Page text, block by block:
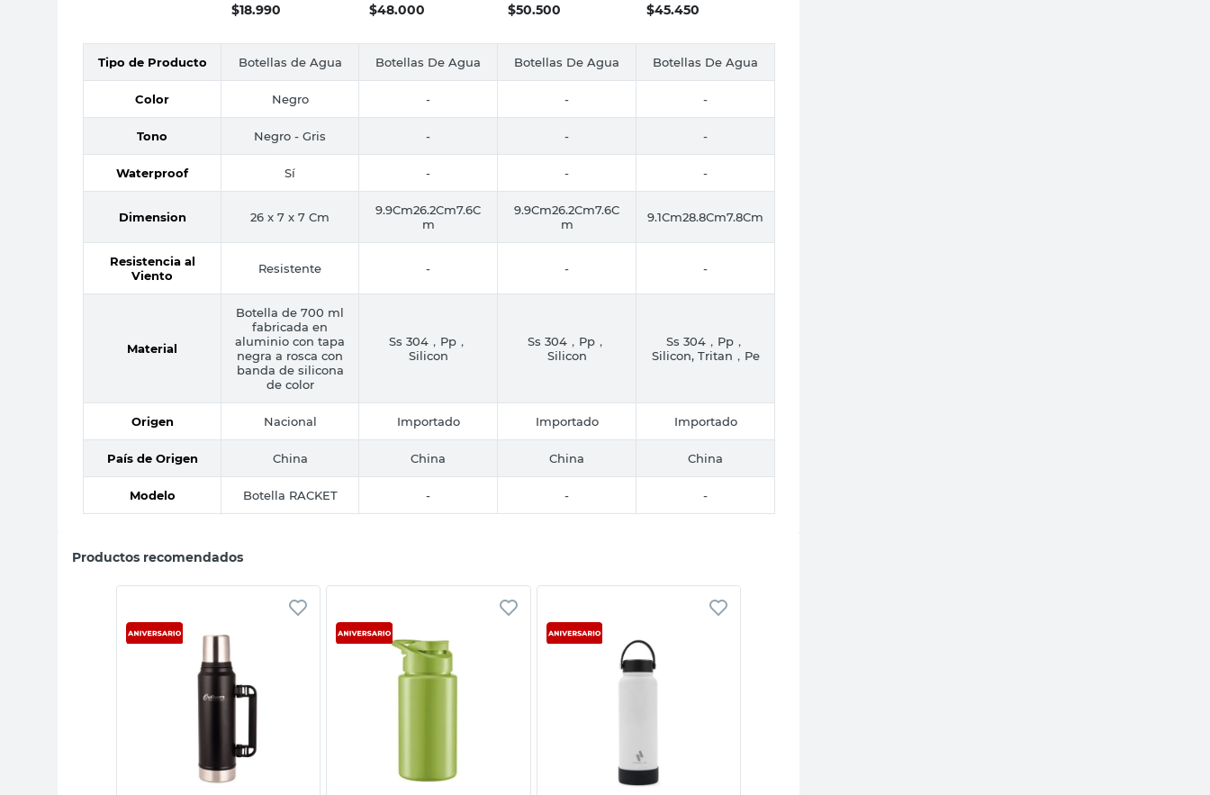
$18.990 $48.000 $50.500 $45.450
Tipo de Producto Botellas de Agua Botellas De Agua Botellas De Agua Botellas De Agua
Color Negro - - -
Tono Negro - Gris - - -
Waterproof Sí - - -
Dimension 26 x 7 x 7 Cm
9.9Cm26.2Cm7.6C
m
9.9Cm26.2Cm7.6C
m
9.1Cm28.8Cm7.8Cm
Resistencia al
Viento
Resistente - - -
Material
Botella de 700 ml
fabricada en
aluminio con tapa
negra a rosca con
banda de silicona
de color
Ss 304，Pp，
Silicon
Ss 304，Pp，
Silicon
Ss 304，Pp，
Silicon, Tritan，Pe
Origen Nacional Importado Importado Importado
País de Origen China China China China
Modelo Botella RACKET - - -
Productos recomendados
Vista rápida Vista rápida